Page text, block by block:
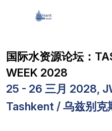
国际水资源论坛：
WEEK 2028
25 - 26 三月 2028,
Tashkent / 乌兹别克